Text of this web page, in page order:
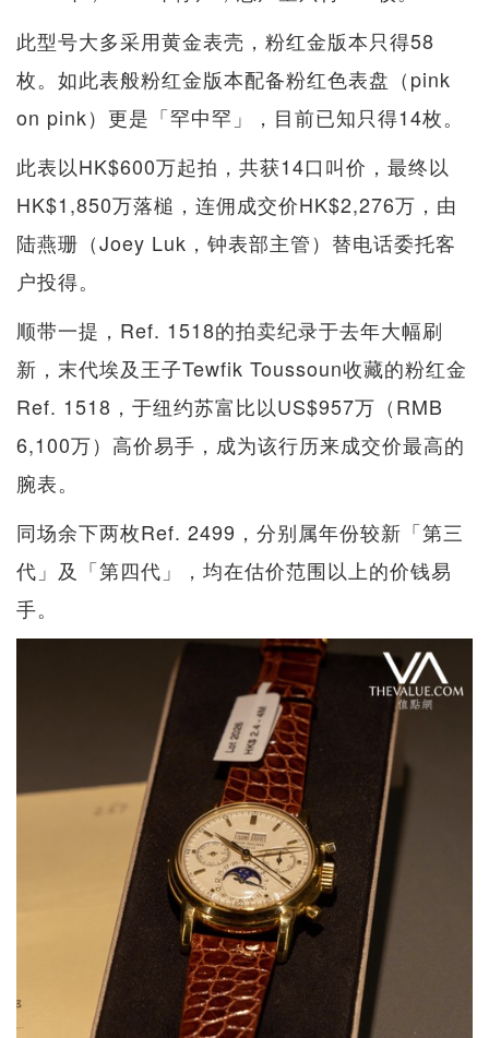
此型号大多采用黄金表壳，粉红金版本只得58
枚。如此表般粉红金版本配备粉红色表盘（pink
on pink）更是「罕中罕」，目前已知只得14枚。
此表以HK$600万起拍，共获14口叫价，最终以
HK$1,850万落槌，连佣成交价HK$2,276万，由
陆燕珊（Joey Luk，钟表部主管）替电话委托客
户投得。
顺带一提，Ref. 1518的拍卖纪录于去年大幅刷
新，末代埃及王子Tewfik Toussoun收藏的粉红金
Ref. 1518，于纽约苏富比以US$957万（RMB
6,100万）高价易手，成为该行历来成交价最高的
腕表。
同场余下两枚Ref. 2499，分别属年份较新「第三
代」及「第四代」，均在估价范围以上的价钱易
手。